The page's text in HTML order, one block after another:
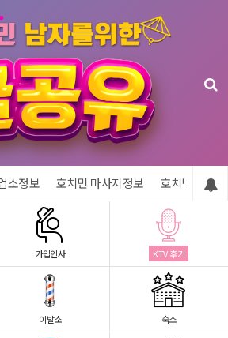
소정보 호치민 마사지정보 호치민 숙소
가입인사 KTV 후기
이발소 숙소